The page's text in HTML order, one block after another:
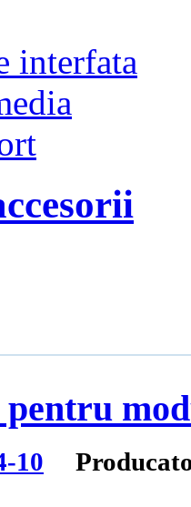
interfata
10